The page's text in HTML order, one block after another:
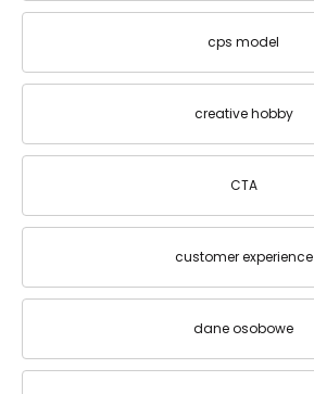
cps model
creative hobby
CTA
customer experience
dane osobowe